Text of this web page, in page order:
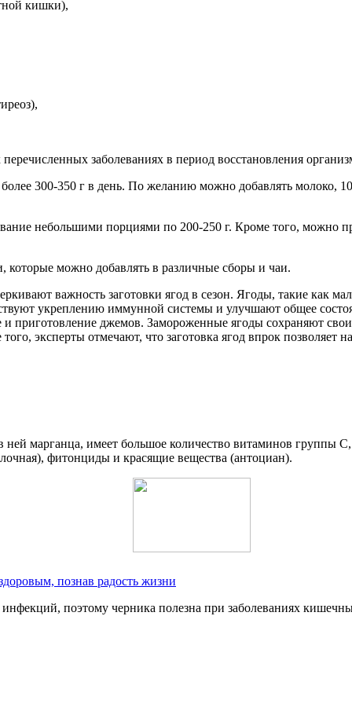
кишки),
заболеваниях в период восстановления
300-350 г в день. По желанию можно добавлять молоко,
небольшими порциями по 200-250 г. Кроме того, можно
можно добавлять в различные сборы и чаи.
важность заготовки ягод в сезон. Ягоды, такие как
укреплению иммунной системы и улучшают общее
приготовление джемов. Замороженные ягоды сохраняют
эксперты отмечают, что заготовка ягод впрок
марганца, имеет большое количество витаминов группы
фитонциды и красящие вещества (антоциан).
познав радость жизни
поэтому черника полезна при заболеваниях